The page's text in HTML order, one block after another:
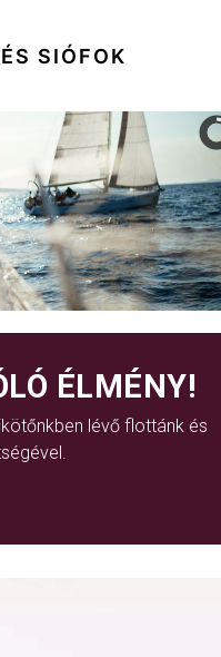
SIÓFOK
ÉLMÉNY!
lévő flottánk és